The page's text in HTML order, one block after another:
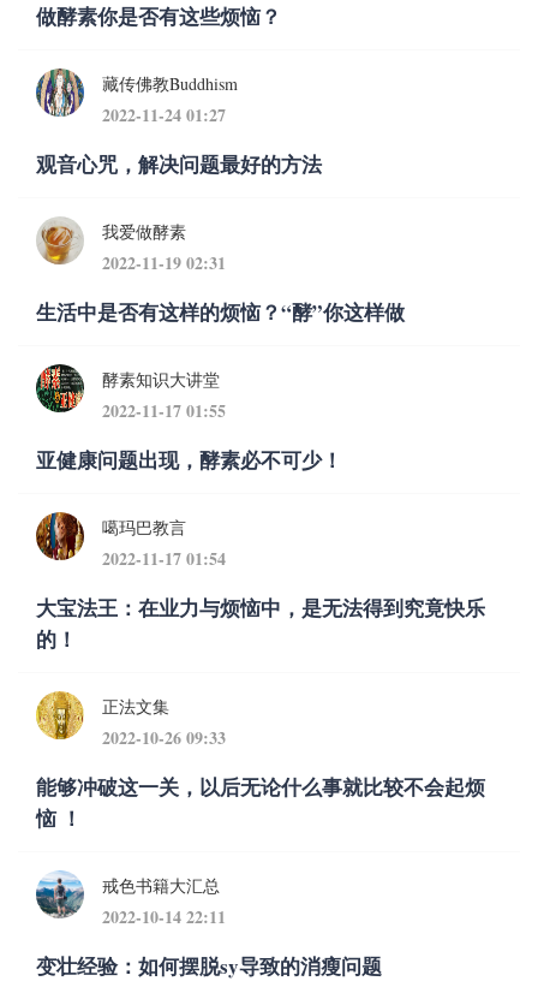
做酵素你是否有这些烦恼？
藏传佛教Buddhism
2022-11-24 01:27
观音心咒，解决问题最好的方法
我爱做酵素
2022-11-19 02:31
生活中是否有这样的烦恼？“酵”你这样做
酵素知识大讲堂
2022-11-17 01:55
亚健康问题出现，酵素必不可少！
噶玛巴教言
2022-11-17 01:54
大宝法王：在业力与烦恼中，是无法得到究竟快乐
的！
正法文集
2022-10-26 09:33
能够冲破这一关，以后无论什么事就比较不会起烦
恼 ！
戒色书籍大汇总
2022-10-14 22:11
变壮经验：如何摆脱sy导致的消瘦问题